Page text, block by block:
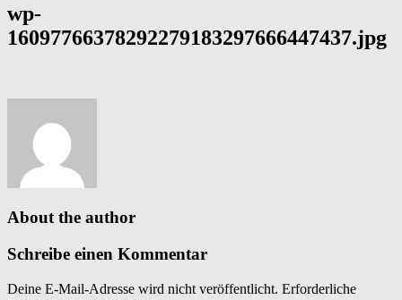
wp-
16097766378292279183297666447437.jpg
About the author
Schreibe einen Kommentar
Deine E-Mail-Adresse wird nicht veröffentlicht. Erforderliche